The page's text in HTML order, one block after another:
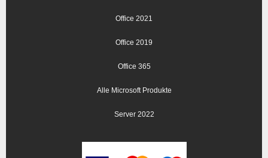
Office 2021
Office 2019
Office 365
Alle Microsoft Produkte
Server 2022